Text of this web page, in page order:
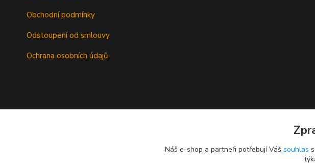
Obchodní podmínky
Odstoupení od smlouvy
Ochrana osobních údajů
Náš e-shop a partneři potřebují Váš souhlas